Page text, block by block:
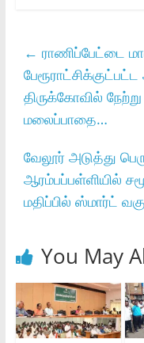
← ராணிப்பேட்டை
பேரூராட்சிக்குட்பட்ட
திருக்கோவில் நேற்று
மலைப்பாதை…
வேலூர் அடுத்து
ஆரம்பப்பள்ளியில்
மதிப்பில் ஸ்மார்ட்
You May